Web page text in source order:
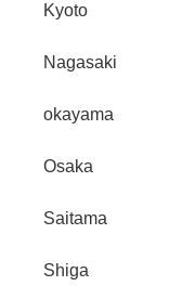
Kyoto
Nagasaki
okayama
Osaka
Saitama
Shiga